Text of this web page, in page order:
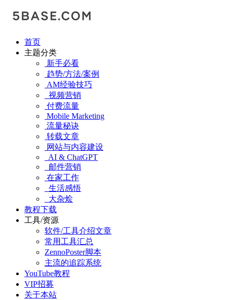
首页
主题分类
新手必看
趋势/方法/案例
AM经验技巧
视频营销
付费流量
Mobile Marketing
流量秘诀
转载文章
网站与内容建设
AI & ChatGPT
邮件营销
在家工作
生活感悟
大杂烩
教程下载
工具/资源
软件/工具介绍文章
常用工具汇总
ZennoPoster脚本
主流的追踪系统
YouTube教程
VIP招募
关于本站